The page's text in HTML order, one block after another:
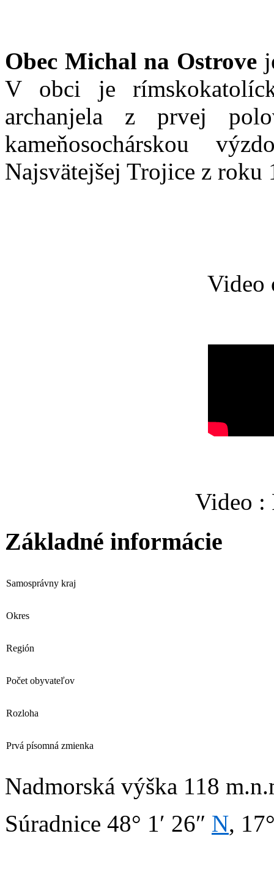
Obec Michal na Ostrove
V obci je
archanjela z prvej
kameňosochárskou
Najsvätejšej Trojice z roku
Video
Video :
Základné informácie
Samosprávny kraj
Okres
Región
Počet obyvateľov
Rozloha
Prvá písomná zmienka
Nadmorská výška 118
Súradnice 48° 1′ 26″ N,